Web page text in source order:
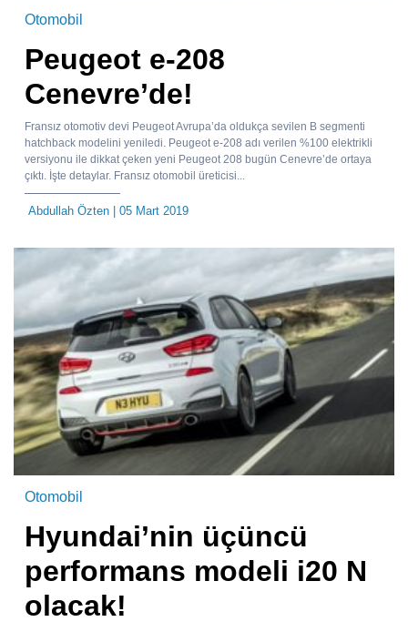
Otomobil
Peugeot e-208
Cenevre’de!
Fransız otomotiv devi Peugeot Avrupa’da oldukça sevilen B segmenti
hatchback modelini yeniledi. Peugeot e-208 adı verilen %100 elektrikli
versiyonu ile dikkat çeken yeni Peugeot 208 bugün Cenevre’de ortaya
çıktı. İşte detaylar. Fransız otomobil üreticisi...
Abdullah Özten | 05 Mart 2019
Otomobil
Hyundai’nin üçüncü
performans modeli i20 N
olacak!